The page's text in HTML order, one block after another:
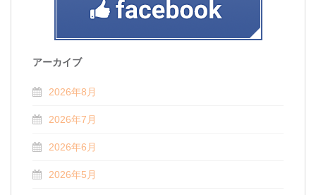
アーカイブ
2026年8月
2026年7月
2026年6月
2026年5月